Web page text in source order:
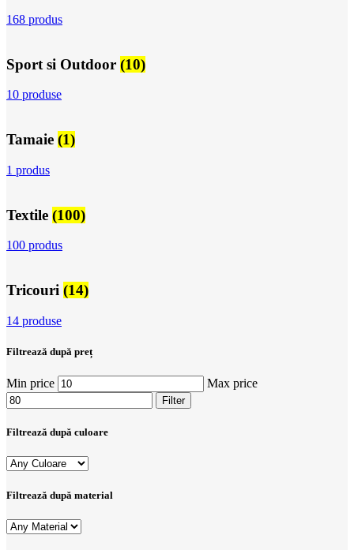
168 produs
Sport si Outdoor (10)
10 produse
Tamaie (1)
1 produs
Textile (100)
100 produs
Tricouri (14)
14 produse
Filtrează după preț
Min price Max price
Filter
Filtrează după culoare
Filtrează după material